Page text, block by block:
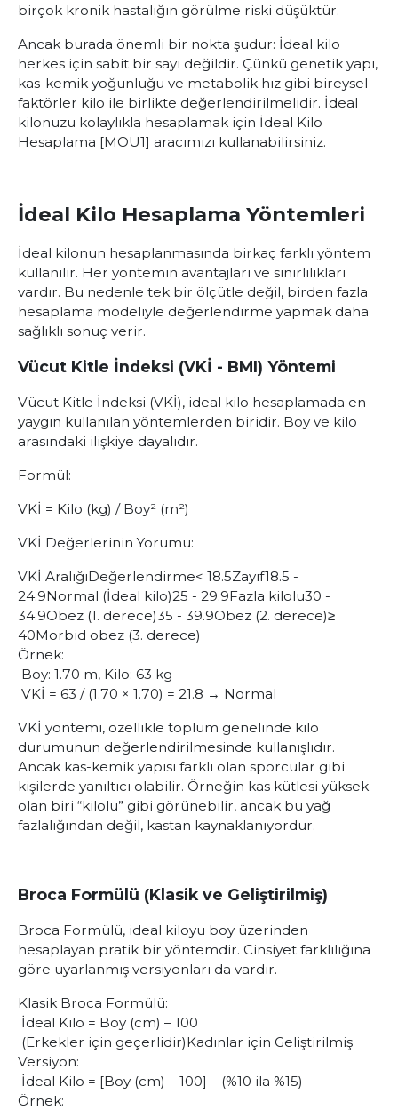
birçok kronik hastalığın görülme riski düşüktür.
Ancak burada önemli bir nokta şudur: İdeal kilo
herkes için sabit bir sayı değildir. Çünkü genetik yapı,
kas-kemik yoğunluğu ve metabolik hız gibi bireysel
faktörler kilo ile birlikte değerlendirilmelidir. İdeal
kilonuzu kolaylıkla hesaplamak için İdeal Kilo
Hesaplama [MOU1] aracımızı kullanabilirsiniz.
İdeal Kilo Hesaplama Yöntemleri
İdeal kilonun hesaplanmasında birkaç farklı yöntem
kullanılır. Her yöntemin avantajları ve sınırlılıkları
vardır. Bu nedenle tek bir ölçütle değil, birden fazla
hesaplama modeliyle değerlendirme yapmak daha
sağlıklı sonuç verir.
Vücut Kitle İndeksi (VKİ - BMI) Yöntemi
Vücut Kitle İndeksi (VKİ), ideal kilo hesaplamada en
yaygın kullanılan yöntemlerden biridir. Boy ve kilo
arasındaki ilişkiye dayalıdır.
Formül:
VKİ = Kilo (kg) / Boy² (m²)
VKİ Değerlerinin Yorumu:
VKİ AralığıDeğerlendirme< 18.5Zayıf18.5 -
24.9Normal (İdeal kilo)25 - 29.9Fazla kilolu30 -
34.9Obez (1. derece)35 - 39.9Obez (2. derece)≥
40Morbid obez (3. derece)
Örnek:
Boy: 1.70 m, Kilo: 63 kg
VKİ = 63 / (1.70 × 1.70) = 21.8 → Normal
VKİ yöntemi, özellikle toplum genelinde kilo
durumunun değerlendirilmesinde kullanışlıdır.
Ancak kas-kemik yapısı farklı olan sporcular gibi
kişilerde yanıltıcı olabilir. Örneğin kas kütlesi yüksek
olan biri “kilolu” gibi görünebilir, ancak bu yağ
fazlalığından değil, kastan kaynaklanıyordur.
Broca Formülü (Klasik ve Geliştirilmiş)
Broca Formülü, ideal kiloyu boy üzerinden
hesaplayan pratik bir yöntemdir. Cinsiyet farklılığına
göre uyarlanmış versiyonları da vardır.
Klasik Broca Formülü:
İdeal Kilo = Boy (cm) – 100
(Erkekler için geçerlidir)Kadınlar için Geliştirilmiş
Versiyon:
İdeal Kilo = [Boy (cm) – 100] – (%10 ila %15)
Örnek: